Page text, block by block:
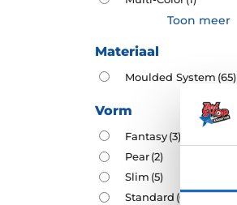
Toon meer
Materiaal
Moulded System (65)
Vorm
Fantasy(3)
Pear(2)
Slim (5)
Standard (67)